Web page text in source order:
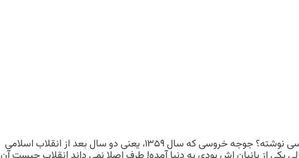
حالا این ها را چه کسى نوشته؟ جوجه خروسى که سال ١٣۵٩، یعنى دو سال بعد از انقلاب اسلامى